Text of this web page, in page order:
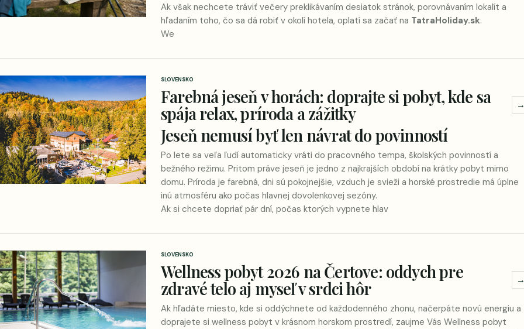
Ak však nechcete tráviť večery preklikávaním desiatok stránok, porovnávaním lokalít a
hľadaním toho, čo sa dá robiť v okolí hotela, oplatí sa začať na TatraHoliday.sk.
We
SLOVENSKO
Farebná jeseň v horách: doprajte si pobyt, kde sa
spája relax, príroda a zážitky
Jeseň nemusí byť len návrat do povinností
Po lete sa veľa ľudí automaticky vráti do pracovného tempa, školských povinností a
bežného režimu. Pritom práve jeseň je jedno z najkrajších období na krátky pobyt mimo
domu. Príroda je farebná, dni sú pokojnejšie, vzduch je svieži a horské prostredie má úplne
inú atmosféru ako počas hlavnej dovolenkovej sezóny.
Ak si chcete dopriať pár dní, počas ktorých vypnete hlav
SLOVENSKO
Wellness pobyt 2026 na Čertove: oddych pre
zdravé telo aj myseľ v srdci hôr
Ak hľadáte miesto, kde si oddýchnete od každodenného zhonu, načerpáte novú energiu a
doprajete si wellness pobyt v krásnom horskom prostredí, zaujme Vás Wellness pobyt